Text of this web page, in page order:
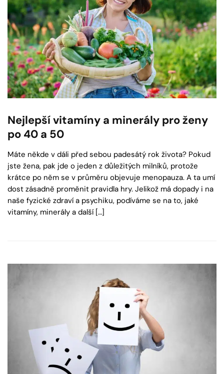
Nejlepší vitamíny a minerály pro ženy
po 40 a 50
Máte někde v dáli před sebou padesátý rok života? Pokud
jste žena, pak jde o jeden z důležitých milníků, protože
krátce po něm se v průměru objevuje menopauza. A ta umí
dost zásadně proměnit pravidla hry. Jelikož má dopady i na
naše fyzické zdraví a psychiku, podíváme se na to, jaké
vitamíny, minerály a další […]